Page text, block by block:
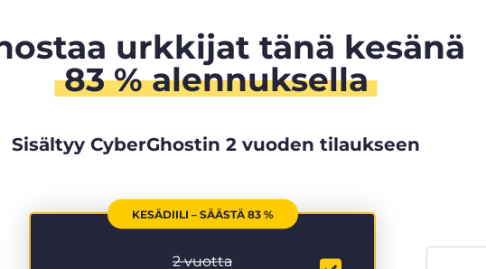
urkkijat tänä kesänä
83 % alennuksella
Sisältyy CyberGhostin 2 vuoden tilaukseen
KESÄDIILI – SÄÄSTÄ 83 %
2 vuotta